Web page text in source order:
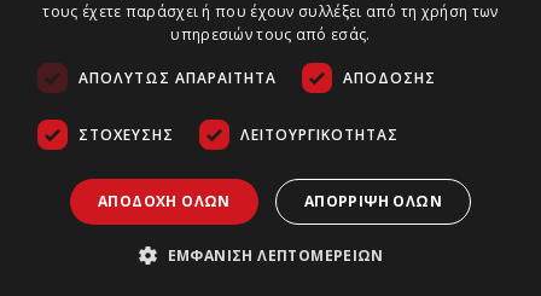
τους έχετε παράσχει ή που έχουν συλλέξει από τη χρήση των
υπηρεσιών τους από εσάς.
ΑΠΟΛΎΤΩΣ ΑΠΑΡΑΊΤΗΤΑ ΑΠΌΔΟΣΗΣ
ΣΤΌΧΕΥΣΗΣ ΛΕΙΤΟΥΡΓΙΚΌΤΗΤΑΣ
ΑΠΟΔΟΧΉ ΌΛΩΝ ΑΠΌΡΡΙΨΗ ΌΛΩΝ
ΕΜΦΆΝΙΣΗ ΛΕΠΤΟΜΕΡΕΙΏΝ